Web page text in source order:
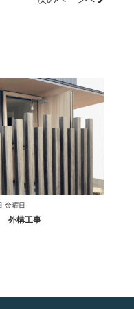
金曜日
外構工事